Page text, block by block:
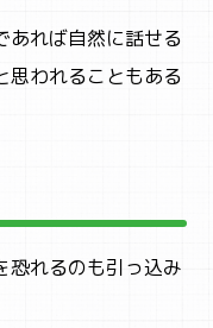
あれば自然に話せる
思われることもある
恐れるのも引っ込み